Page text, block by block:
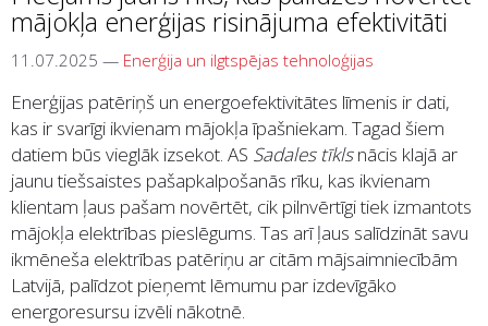
mājokļa enerģijas risinājuma efektivitāti
11.07.2025 — Enerģija un ilgtspējas tehnoloģijas
Enerģijas patēriņš un energoefektivitātes līmenis ir dati,
kas ir svarīgi ikvienam mājokļa īpašniekam. Tagad šiem
datiem būs vieglāk izsekot. AS Sadales tīklsnācis klajā ar
jaunu tiešsaistes pašapkalpošanās rīku, kas ikvienam
klientam ļaus pašam novērtēt, cik pilnvērtīgi tiek izmantots
mājokļa elektrības pieslēgums. Tas arī ļaus salīdzināt savu
ikmēneša elektrības patēriņu ar citām mājsaimniecībām
Latvijā, palīdzot pieņemt lēmumu par izdevīgāko
energoresursu izvēli nākotnē.